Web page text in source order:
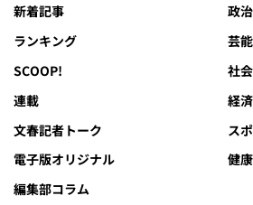
新着記事
ランキング
SCOOP!
連載
文春記者トーク
電子版オリジナル
編集部コラム
政治
芸能
社会
経済
ス
健康